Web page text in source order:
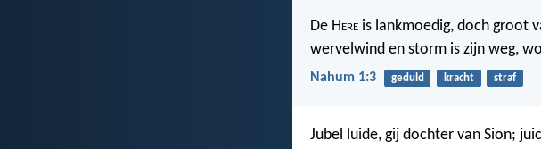
De Here is lankmoedig, doch groot
wervelwind en storm is zijn weg,
Nahum 1:3 geduld kracht straf
Jubel luide, gij dochter van Sion;